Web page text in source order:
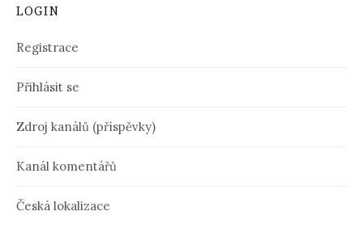
LOGIN
Registrace
Přihlásit se
Zdroj kanálů (příspěvky)
Kanál komentářů
Česká lokalizace